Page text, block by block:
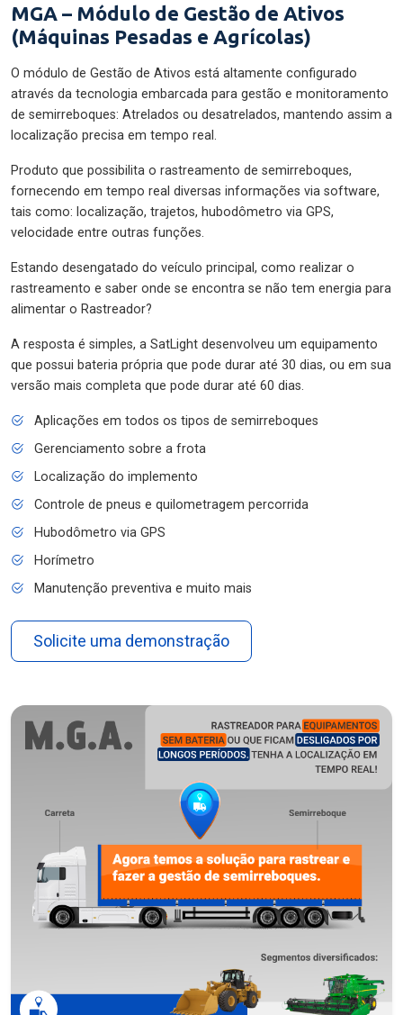
MGA – Módulo de Gestão de Ativos
(Máquinas Pesadas e Agrícolas)
O módulo de Gestão de Ativos está altamente configurado
através da tecnologia embarcada para gestão e monitoramento
de semirreboques: Atrelados ou desatrelados, mantendo assim a
localização precisa em tempo real.
Produto que possibilita o rastreamento de semirreboques,
fornecendo em tempo real diversas informações via software,
tais como: localização, trajetos, hubodômetro via GPS,
velocidade entre outras funções.
Estando desengatado do veículo principal, como realizar o
rastreamento e saber onde se encontra se não tem energia para
alimentar o Rastreador?
A resposta é simples, a SatLight desenvolveu um equipamento
que possui bateria própria que pode durar até 30 dias, ou em sua
versão mais completa que pode durar até 60 dias.
Aplicações em todos os tipos de semirreboques
Gerenciamento sobre a frota
Localização do implemento
Controle de pneus e quilometragem percorrida
Hubodômetro via GPS
Horímetro
Manutenção preventiva e muito mais
Solicite uma demonstração